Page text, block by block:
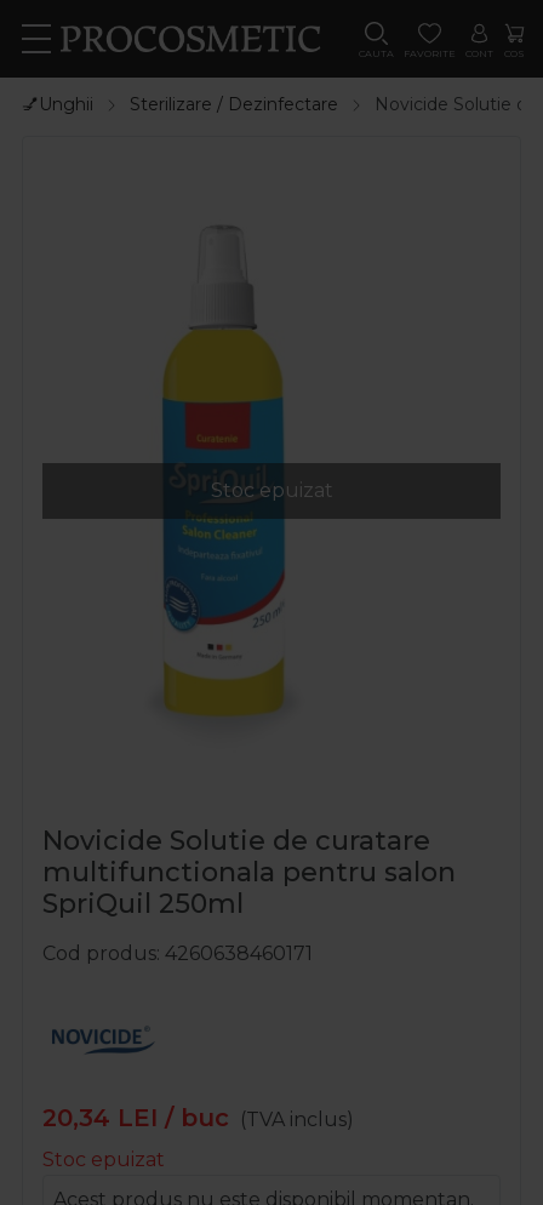
CAUTA FAVORITE CONT COS
💅Unghii Sterilizare / Dezinfectare Novicide Solutie
Stoc epuizat
Novicide Solutie de curatare
multifunctionala pentru salon
SpriQuil 250ml
Cod produs 4260638460171
20,34 LEI / buc
(TVA inclus)
Stoc epuizat
Acest produs nu este disponibil momentan.